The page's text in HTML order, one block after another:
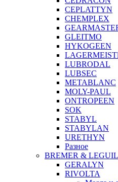
CEPLATTYN
CHEMPLEX
GLEITMO
HYKOGEEN
LUBRODAL
LUBSEC
METABLANC
MOLY-PAUL
ONTROPEEN
SOK
STABYL
STABYLAN
URETHYN
Разное
BREMER & LEGUIL
GERALYN
RIVOLTA